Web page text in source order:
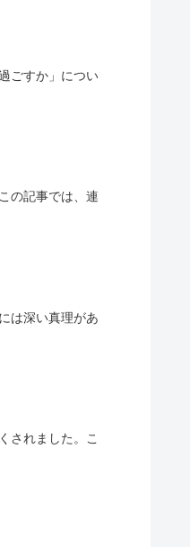
ごすか」につい
の記事では、連
は深い真理があ
されました。こ